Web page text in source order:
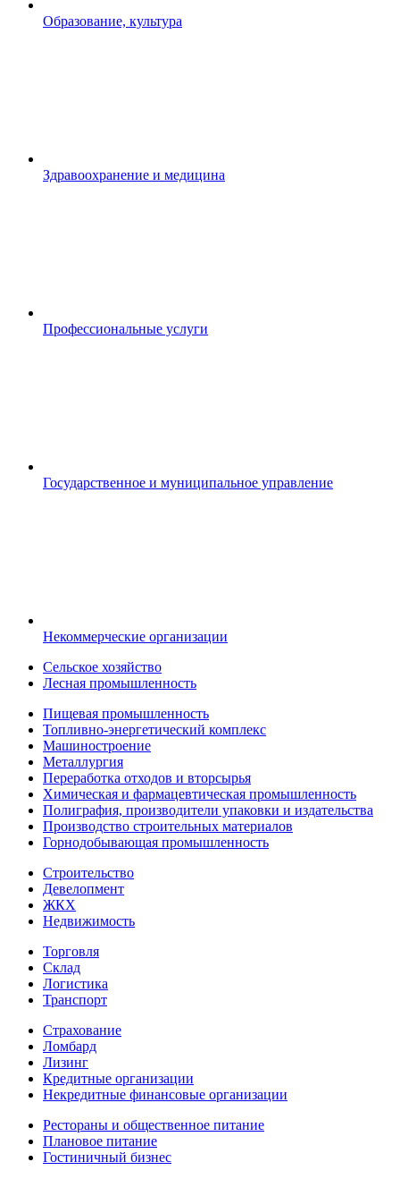
Образование, культура
Здравоохранение и медицина
Профессиональные услуги
Государственное и муниципальное управление
Некоммерческие организации
Сельское хозяйство
Лесная промышленность
Пищевая промышленность
Топливно-энергетический комплекс
Машиностроение
Металлургия
Переработка отходов и вторсырья
Химическая и фармацевтическая промышленность
Полиграфия, производители упаковки и издательства
Производство строительных материалов
Горнодобывающая промышленность
Строительство
Девелопмент
ЖКХ
Недвижимость
Торговля
Склад
Логистика
Транспорт
Страхование
Ломбард
Лизинг
Кредитные организации
Некредитные финансовые организации
Рестораны и общественное питание
Плановое питание
Гостиничный бизнес